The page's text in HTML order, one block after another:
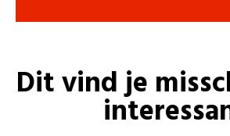
Dit vind je